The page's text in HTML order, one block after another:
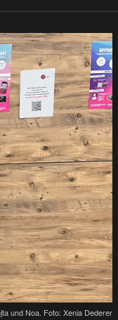
und Noa. Foto: Xenia Dederer